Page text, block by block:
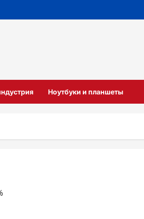
Ноутбуки и планшеты